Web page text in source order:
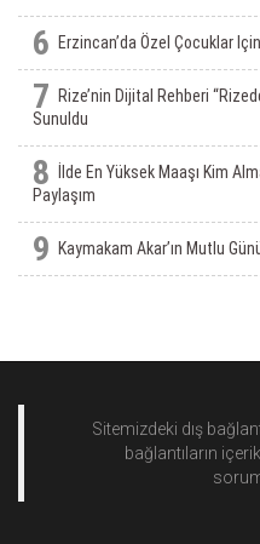
6 Erzincan’da Özel Çocuklar
7 Rize’nin Dijital Rehberi
Sunuldu
8 İlde En Yüksek Maaşı Kim
Paylaşım
9 Kaymakam Akar’ın Mutlu
Sitemizdeki dış
bağlantıların